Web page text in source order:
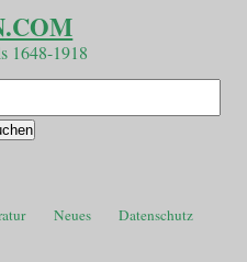
1648-1918
Neues Datenschutz